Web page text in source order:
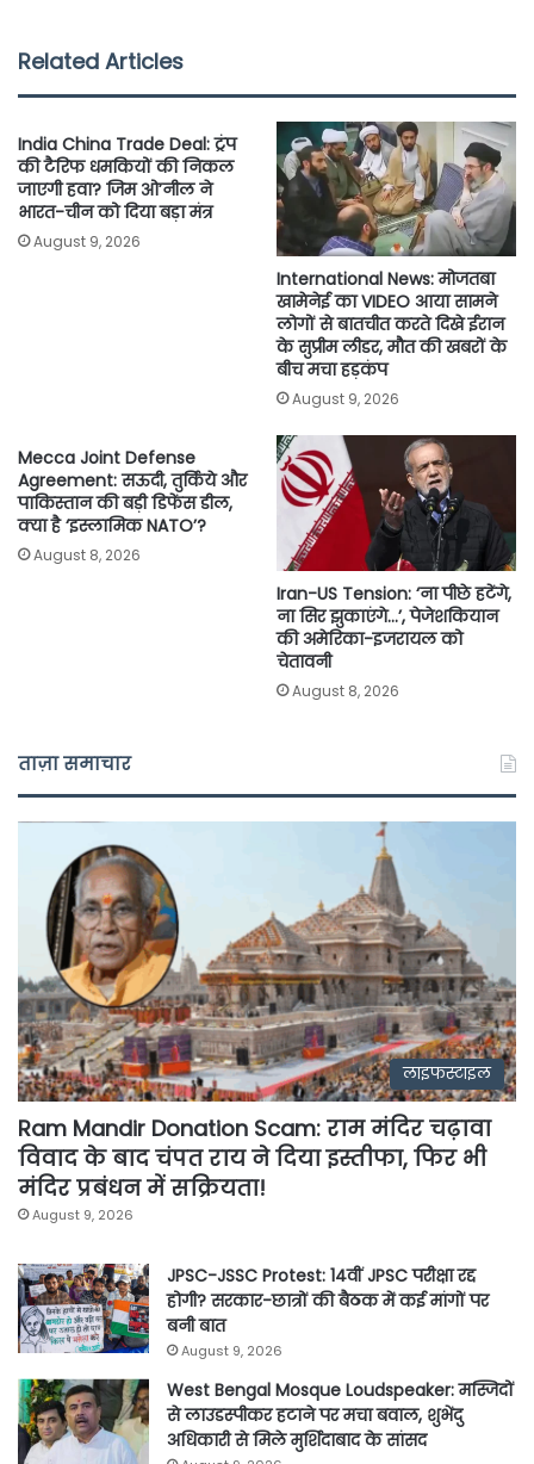
e
o
k
t
r
t
p
p
Related Articles
India China Trade Deal: ट्रंप
की टैरिफ धमकियों की निकल
जाएगी हवा? जिम ओ’नील ने
भारत-चीन को दिया बड़ा मंत्र
August 9, 2026
International News: मोजतबा
खामेनेई का VIDEO आया सामने
लोगों से बातचीत करते दिखे ईरान
के सुप्रीम लीडर, मौत की खबरों के
बीच मचा हड़कंप
August 9, 2026
Mecca Joint Defense
Agreement: सऊदी, तुर्किये और
पाकिस्तान की बड़ी डिफेंस डील,
क्या है ‘इस्लामिक NATO’?
August 8, 2026
Iran-US Tension: ‘ना पीछे हटेंगे,
ना सिर झुकाएंगे…’, पेजेशकियान
की अमेरिका-इजरायल को
चेतावनी
August 8, 2026
ताज़ा समाचार
लाइफस्टाइल
Ram Mandir Donation Scam: राम मंदिर चढ़ावा
विवाद के बाद चंपत राय ने दिया इस्तीफा, फिर भी
मंदिर प्रबंधन में सक्रियता!
August 9, 2026
JPSC-JSSC Protest: 14वीं JPSC परीक्षा रद्द
होगी? सरकार-छात्रों की बैठक में कई मांगों पर
बनी बात
August 9, 2026
West Bengal Mosque Loudspeaker: मस्जिदों
से लाउडस्पीकर हटाने पर मचा बवाल, शुभेंदु
अधिकारी से मिले मुर्शिदाबाद के सांसद